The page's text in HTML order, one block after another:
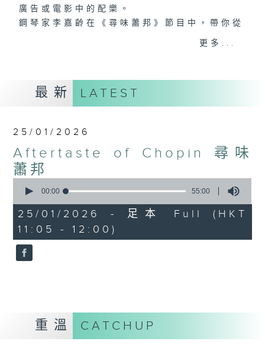
廣告或電影中的配樂。
鋼琴家李嘉齡在《尋味蕭邦》節目中，帶你從
「味道」出發，品嚐鋼琴詩人不同時期與風格
雜，詮釋人生百味。
如果把耳朵變成舌尖，蕭邦的樂曲，何以像刺
激的的辣炸雞？又何以仿如手打檸檬茶清新？
樂中，那令人回味無窮的美和味！
更多...
最新 LATEST
25/01/2026
Aftertaste of Chopin 尋味
蕭邦
seconds
55
minutes,
0
seconds
00:00 55:00
25/01/2026 - 足本 Full (HKT
11:05 - 12:00)
重溫 CATCHUP